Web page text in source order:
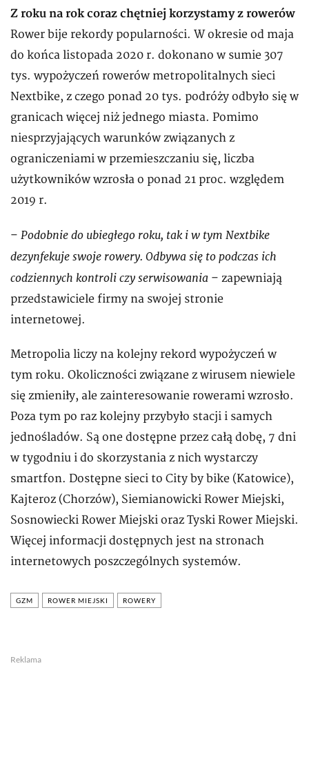
Z roku na rok coraz chętniej korzystamy z rowerów
Rower bije rekordy popularności. W okresie od maja
do końca listopada 2020 r. dokonano w sumie 307
tys. wypożyczeń rowerów metropolitalnych sieci
Nextbike, z czego ponad 20 tys. podróży odbyło się w
granicach więcej niż jednego miasta. Pomimo
niesprzyjających warunków związanych z
ograniczeniami w przemieszczaniu się, liczba
użytkowników wzrosła o ponad 21 proc. względem
2019 r.
– Podobnie do ubiegłego roku, tak i w tym Nextbike
dezynfekuje swoje rowery. Odbywa się to podczas ich
codziennych kontroli czy serwisowania – zapewniają
przedstawiciele firmy na swojej stronie
internetowej.
Metropolia liczy na kolejny rekord wypożyczeń w
tym roku. Okoliczności związane z wirusem niewiele
się zmieniły, ale zainteresowanie rowerami wzrosło.
Poza tym po raz kolejny przybyło stacji i samych
jednośladów. Są one dostępne przez całą dobę, 7 dni
w tygodniu i do skorzystania z nich wystarczy
smartfon. Dostępne sieci to City by bike (Katowice),
Kajteroz (Chorzów), Siemianowicki Rower Miejski,
Sosnowiecki Rower Miejski oraz Tyski Rower Miejski.
Więcej informacji dostępnych jest na stronach
internetowych poszczególnych systemów.
GZM ROWER MIEJSKI ROWERY
Reklama